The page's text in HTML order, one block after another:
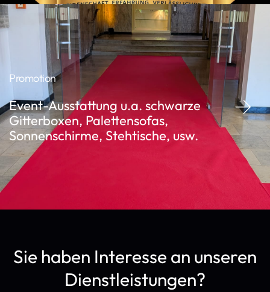
Promotion
Event-Ausstattung u.a. schwarze
Gitterboxen, Palettensofas,
Sonnenschirme, Stehtische, usw.
Sie haben Interesse an unseren
Dienstleistungen?